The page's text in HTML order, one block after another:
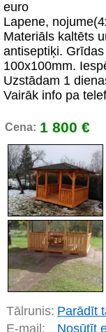
euro
Lapene,
Materiāls kaltēts
antiseptiķi.
100x100mm.
Uzstādam 1
Vairāk info pa
Cena: 1 800 €
Tālrunis: Parādīt
E-mail:
Nosūtīt